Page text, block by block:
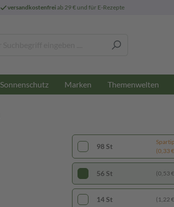
versandkostenfreiab 29 € und für E-Rezepte
Sonnenschutz Marken Themenwelten
98 St
(0,33
56 St (0,53
14 St (1,22